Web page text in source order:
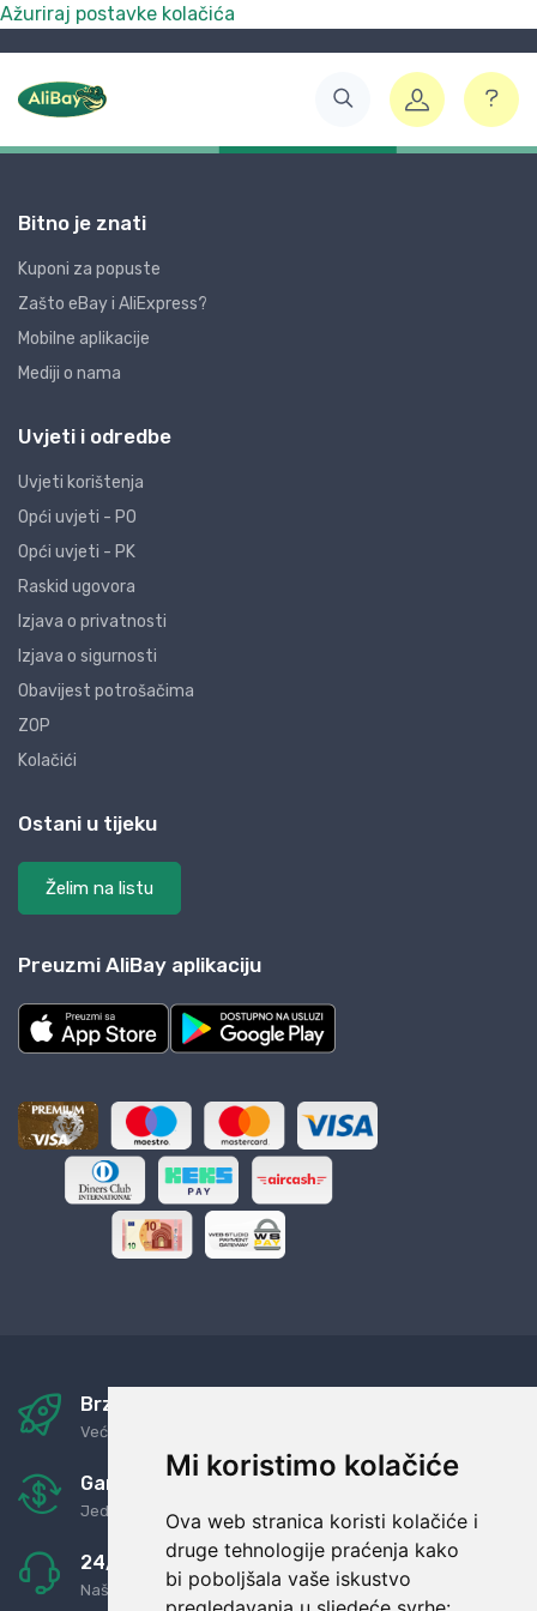
Mi koristimo kolačiće
Ova web stranica koristi kolačiće i
druge tehnologije praćenja kako
bi poboljšala vaše iskustvo
Ažuriraj postavke kolačića
Bitno je znati
Kuponi za popuste
Zašto eBay i AliExpress?
Mobilne aplikacije
Mediji o nama
Uvjeti i odredbe
Uvjeti korištenja
Opći uvjeti - PO
Opći uvjeti - PK
Raskid ugovora
Izjava o privatnosti
Izjava o sigurnosti
Obavijest potrošačima
ZOP
Kolačići
Ostani u tijeku
Želim na listu
Preuzmi AliBay aplikaciju
Brza i sigurna dostava
Već za nekoliko dana kod vas
Garancija u povrat novaca
Jednostavno pravilo: Roba za novac
24/7 odlična podrška
Naši agenti uvijek na raspolaganju